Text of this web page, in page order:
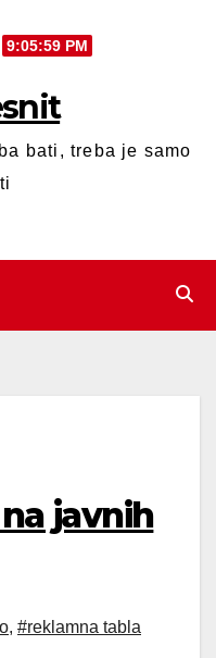
9:06:00 PM
bati, treba je samo
javnih
, #reklamna tabla